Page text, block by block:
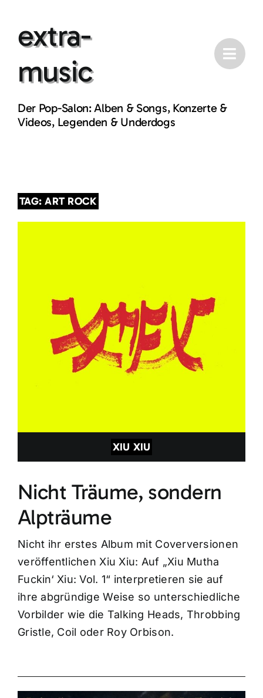
contentextra-
music
Der Pop-Salon: Alben & Songs, Konzerte &
Videos, Legenden & Underdogs
TAG: ART ROCK
XIU XIU
Nicht Träume, sondern
Alpträume
Nicht ihr erstes Album mit Coverversionen
veröffentlichen Xiu Xiu: Auf „Xiu Mutha
Fuckin‘ Xiu: Vol. 1“ interpretieren sie auf
ihre abgründige Weise so unterschiedliche
Vorbilder wie die Talking Heads, Throbbing
Gristle, Coil oder Roy Orbison.